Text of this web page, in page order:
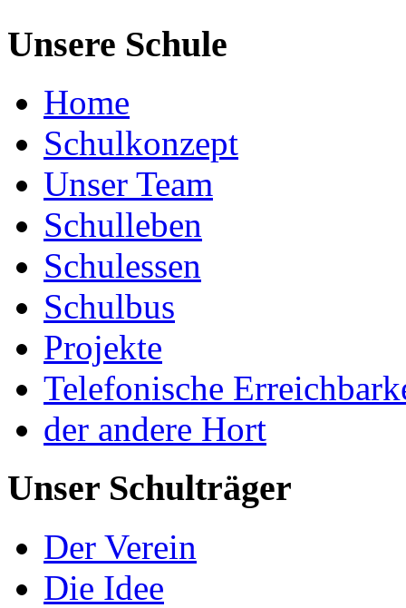
Unsere Schule
Home
Schulkonzept
Unser Team
Schulleben
Schulessen
Schulbus
Projekte
Telefonische
der andere Hort
Unser Schulträger
Der Verein
Die Idee